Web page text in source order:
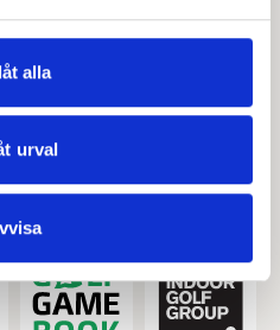
vår trafik. Vi
identifierare och annan
vi samarbetar med.
informationen med annan
eller som de har
alla
urval